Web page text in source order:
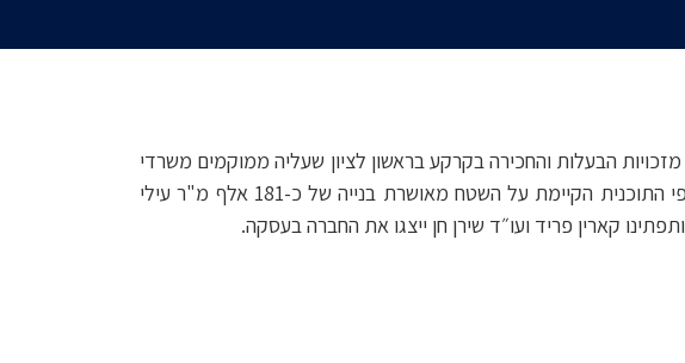
לאחרונה ייצגנו את ריאליטי קרן השקעות בנדל"ן, בעסקה בה הקרן רכשה מחברת אלקטרה צריכה 50% מזכויות הבעלות והחכירה בקרקע בראשון לציון שעליה ממוקמים משרדי
קבוצת אלקטרה ומפעל החברה, לפי שווי של 275 מיליון שקל. המפעל צפוי להעתיק את מיקומו ועל פי התוכנית הקיימת על השטח מאושרת בנייה של כ-181 אלף מ"ר עילי